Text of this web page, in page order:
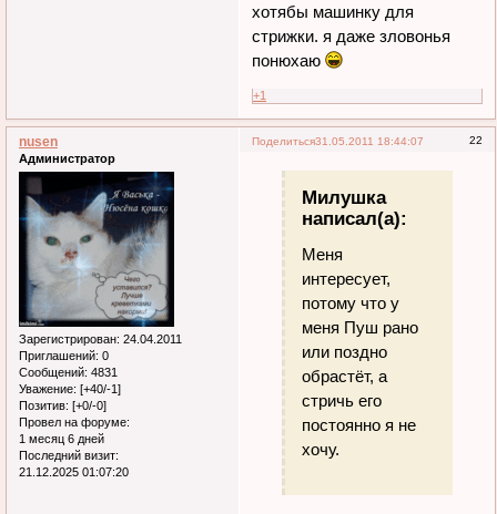
хотябы машинку для
стрижки. я даже зловонья
понюхаю
+1
Поделиться 22
31.05.2011 18:44:07
nusen
Администратор
Зарегистрирован: 24.04.2011
Приглашений: 0
Сообщений: 4831
Уважение: [+40/-1]
Позитив: [+0/-0]
Провел на форуме:
1 месяц 6 дней
Последний визит:
21.12.2025 01:07:20
Милушка
написал(а):
Меня
интересует,
потому что у
меня Пуш рано
или поздно
обрастёт, а
стричь его
постоянно я не
хочу.